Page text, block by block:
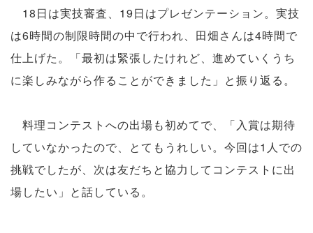
18日は実技審査、19日はプレゼンテーション。実技
は6時間の制限時間の中で行われ、田畑さんは4時間で
仕上げた。「最初は緊張したけれど、進めていくうち
に楽しみながら作ることができました」と振り返る。
料理コンテストへの出場も初めてで、「入賞は期待
していなかったので、とてもうれしい。今回は1人での
挑戦でしたが、次は友だちと協力してコンテストに出
場したい」と話している。